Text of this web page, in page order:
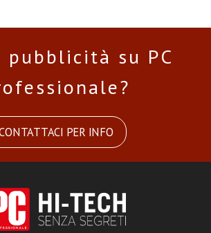
pubblicità su PC
PER INFO